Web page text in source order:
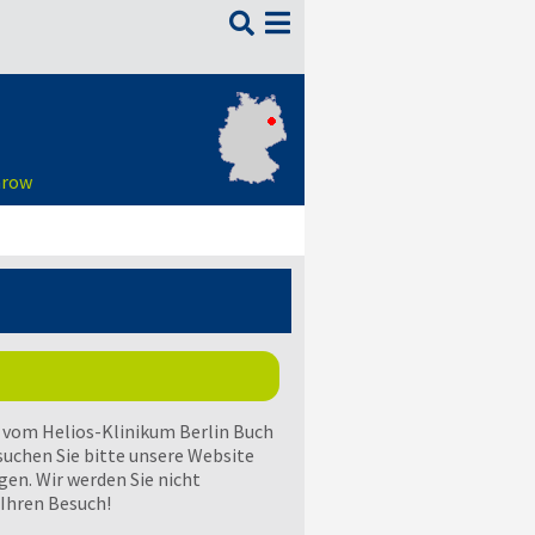

Helios-Klinikum Berlin Buch
Sie bitte unsere Website
Wir werden Sie nicht
Besuch!